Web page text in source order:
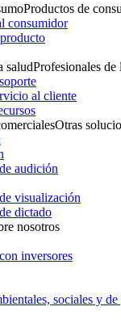
Productos de
consumidor
saludProfesionales de
al cliente
Otras
audición
visualización
dictado
nosotros
inversores
sociales y